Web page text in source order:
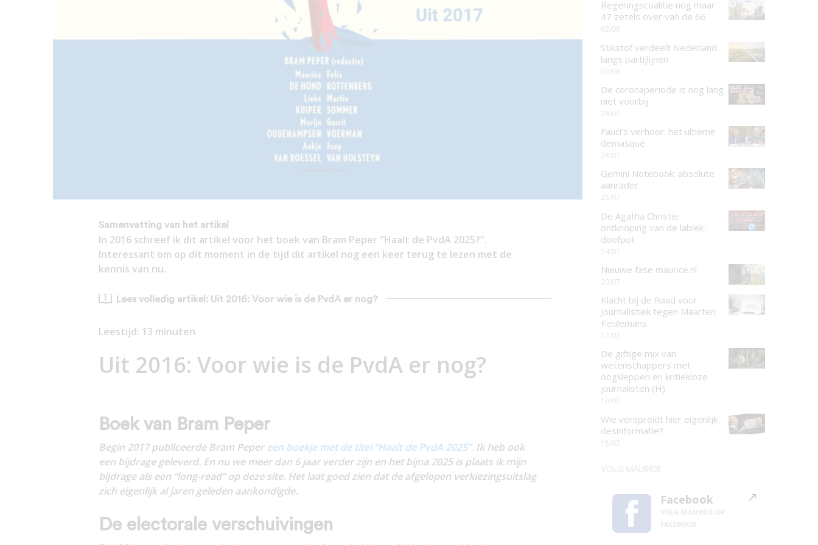
Samenvatting van het artikel
In 2016 schreef ik dit artikel voor het boek van Bram Peper "Haalt de PvdA 2025?".
Interessant om op dit moment in de tijd dit artikel nog een keer terug te lezen met de
kennis van nu.
Lees volledig artikel: Uit 2016: Voor wie is de PvdA er nog?
Leestijd: 13 minuten
Uit 2016: Voor wie is de PvdA er nog?
Boek van Bram Peper
Begin 2017 publiceerde Bram Peper een boekje met de titel “Haalt de PvdA 2025”.Ik heb ook
een bijdrage geleverd. En nu we meer dan 6 jaar verder zijn en het bijna 2025 is plaats ik mijn
bijdrage als een “long-read” op deze site. Het laat goed zien dat de afgelopen verkiezingsuitslag
zich eigenlijk al jaren geleden aankondigde.
De electorale verschuivingen
Regeringscoalitie nog maar
47 zetels over van de 66
02/08
Stikstof verdeelt Nederland
langs partijlijnen
02/08
De coronaperiode is nog lang
niet voorbij
28/07
Fauci’s verhoor: het ultieme
demasqué
28/07
Gemini Notebook: absolute
aanrader
25/07
De Agatha Christie
ontknoping van de lablek-
doofpot
24/07
Nieuwe fase maurice.nl
20/07
Klacht bij de Raad voor
Journalistiek tegen Maarten
Keulemans
17/07
De giftige mix van
wetenschappers met
oogkleppen en kritiekloze
journalisten (H)
16/07
Wie verspreidt hier eigenlijk
desinformatie?
15/07
Facebook